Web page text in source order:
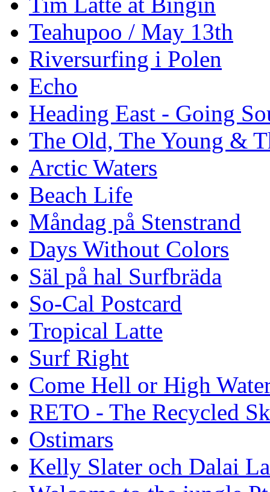
Teahupoo / May 13th
Riversurfing i Polen
Echo
Heading East - Going
The Old, The Young &
Arctic Waters
Beach Life
Måndag på Stenstrand
Days Without Colors
Säl på hal Surfbräda
So-Cal Postcard
Tropical Latte
Surf Right
Come Hell or High
RETO - The Recycled
Ostimars
Kelly Slater och Dalai